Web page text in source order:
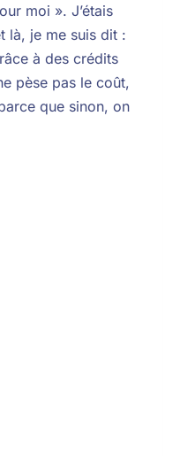
moi ». J’étais
là, je me suis dit :
à des crédits
pèse pas le coût,
que sinon, on